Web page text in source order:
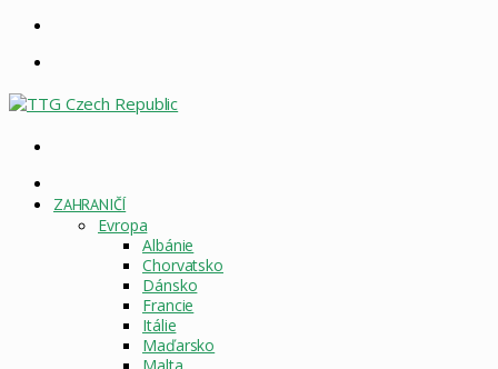
STRÁNKA
ZAHRANIČÍ
Evropa
Albánie
Chorvatsko
Dánsko
Francie
Itálie
Maďarsko